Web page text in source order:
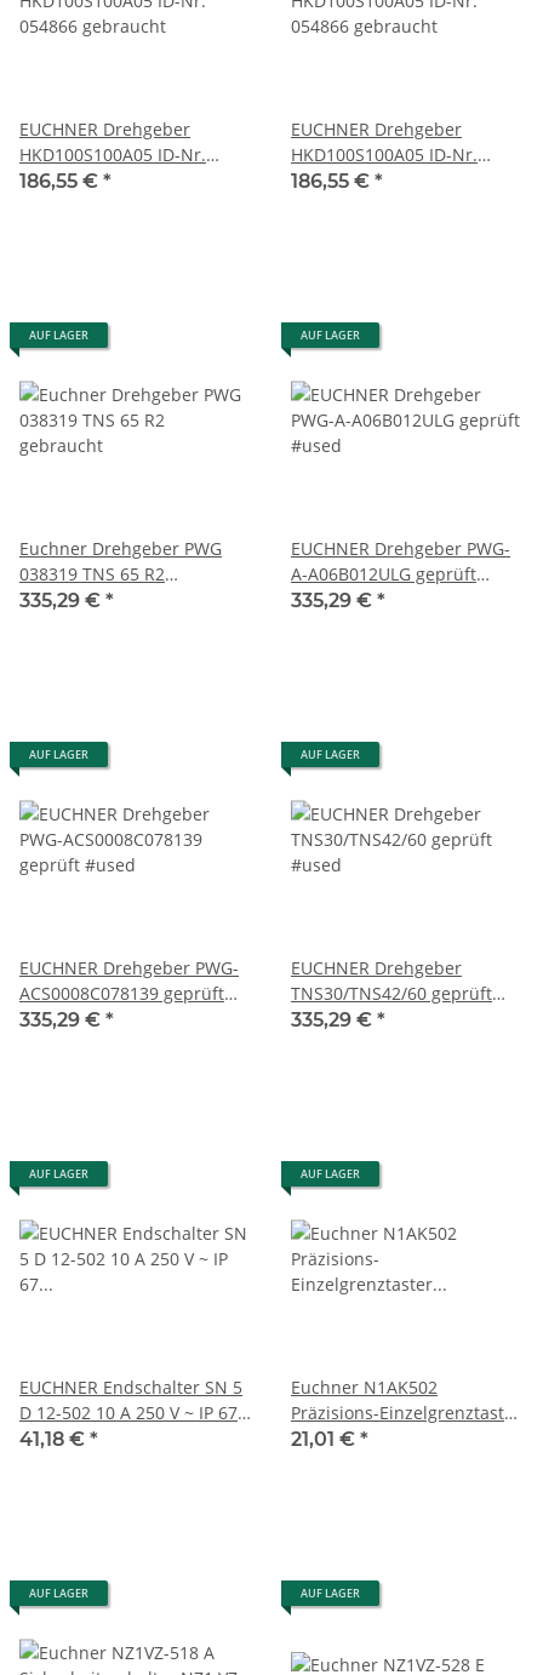
EUCHNER Drehgeber
HKD100S100A05 ID-Nr.
054866 gebraucht
186,55 € *
EUCHNER Drehgeber
HKD100S100A05 ID-Nr.
054866 gebraucht
186,55 € *
AUF LAGER
Euchner Drehgeber PWG
038319 TNS 65 R2
gebraucht
335,29 € *
AUF LAGER
EUCHNER Drehgeber PWG-
A-A06B012ULG geprüft
#used
335,29 € *
AUF LAGER
EUCHNER Drehgeber PWG-
ACS0008C078139 geprüft
#used
335,29 € *
AUF LAGER
EUCHNER Drehgeber
TNS30/TNS42/60 geprüft
#used
335,29 € *
AUF LAGER
EUCHNER Endschalter SN 5
D 12-502 10 A 250 V ~ IP 67
gebraucht EK21024
41,18 € *
AUF LAGER
Euchner N1AK502
Präzisions-Einzelgrenztaster
Kugelstößel #used
21,01 € *
AUF LAGER AUF LAGER